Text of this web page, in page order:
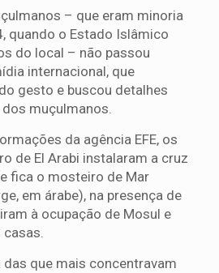
– que eram minoria
quando o Estado Islâmico
do local – não passou
internacional, que
gesto e buscou detalhes
muçulmanos.
da agência EFE, os
de El Arabi instalaram a cruz
fica o mosteiro de Mar
em árabe), na presença de
à ocupação de Mosul e
casas.
das que mais concentravam